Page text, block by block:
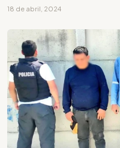
18 de abril, 2024